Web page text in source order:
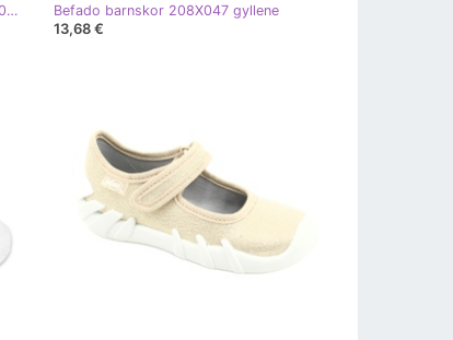
Befado barns skum tofflor - safir 159Y101 blå gyllene
Befado barnskor 208X047 gyllene
13,68 €